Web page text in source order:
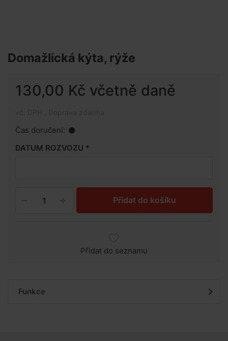
Domažlická kýta, rýže
130,00 Kč včetně daně
Čas doručení:
DATUM ROZVOZU
Přidat do košíku
Přidat do seznamu
Funkce